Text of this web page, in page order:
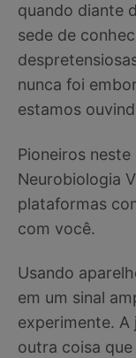
quando diante
sede de
nunca foi
estamos
Pioneiros
Neurobiologia
plataformas
com você.
Usando
em um sinal
experimente. A
outra coisa